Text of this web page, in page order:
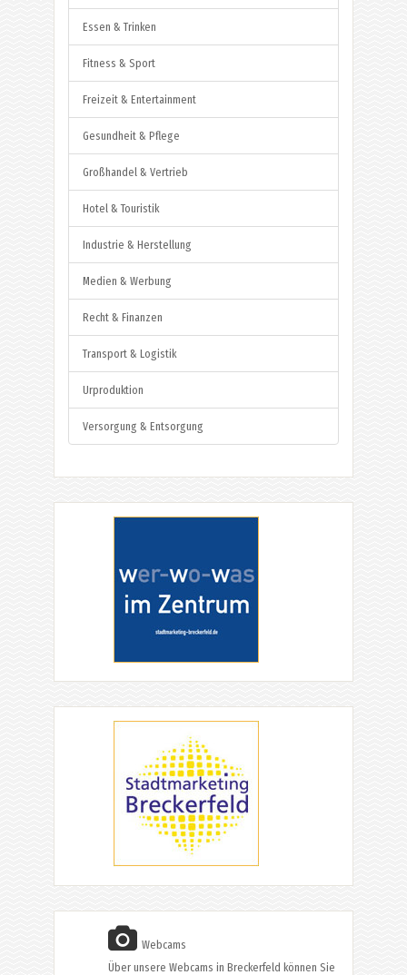
Essen & Trinken
Fitness & Sport
Freizeit & Entertainment
Gesundheit & Pflege
Großhandel & Vertrieb
Hotel & Touristik
Industrie & Herstellung
Medien & Werbung
Recht & Finanzen
Transport & Logistik
Urproduktion
Versorgung & Entsorgung
Webcams
Über unsere Webcams in Breckerfeld können Sie